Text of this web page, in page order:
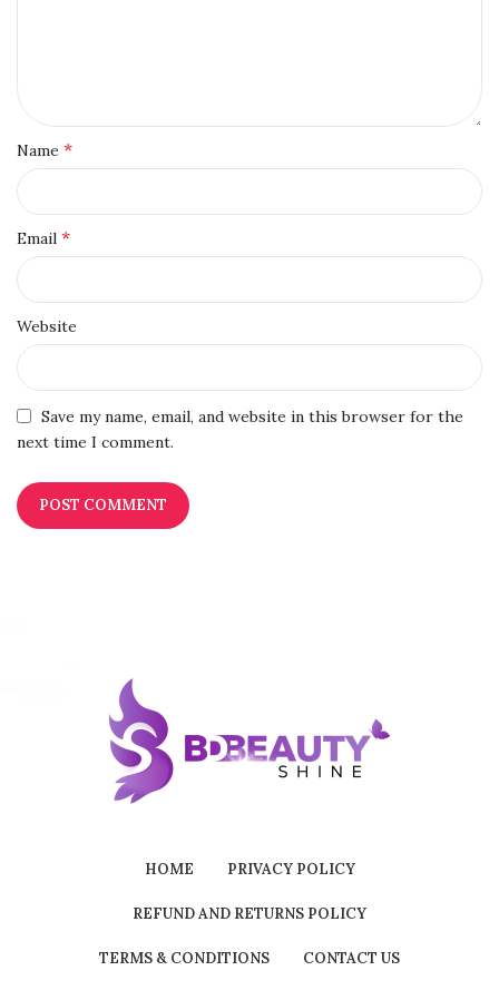
Name *
Email *
Website
Save my name, email, and website in this browser for the
next time I comment.
HOME PRIVACY POLICY
REFUND AND RETURNS POLICY
TERMS & CONDITIONS CONTACT US